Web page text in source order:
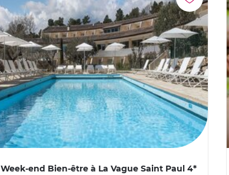
Week-end Bien-être à La Vague Saint Paul 4*